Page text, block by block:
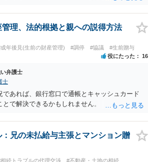
こから先は進むのではないかと存じます。 ま
みすぎるあまりに後見申立ができない状況にして
ますので、当該地域の地域包括支援センターに
つの方法です。
理、法的根拠と親への説得方法
年後見(生前の財産管理) #調停 #協議 #生前贈与
役にたった 16
弁護士
士
であれば、銀行窓口で通帳とキャッシュカード
で解決できるかもしれません。
兄の未払給与主張とマンション贈
続トラブルの代理交渉
#不動産・土地の相続